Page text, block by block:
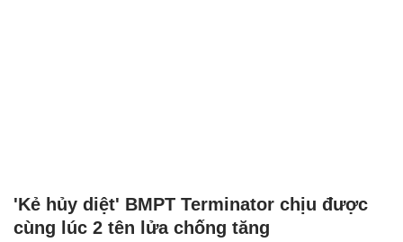
'Kẻ hủy diệt' BMPT Terminator chịu được
cùng lúc 2 tên lửa chống tăng